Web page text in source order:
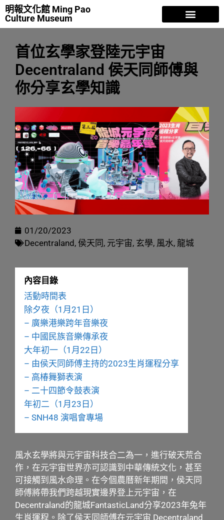
明報文化館 Ming Pao
Culture Museum
首位玄學家登陸元宇宙
Decentraland 侯天同師傅與
你分享玄學知識
01/20/2023
Decentraland, 侯天同, 元宇宙, 玄學, 風水, 龍城
內容目錄
活動時間表
除夕夜（1月21日）
– 廣樂港樂跨年音樂夜
– 中國民族音樂傳承夜
大年初一（1月22日）
– 由侯天同師傅主持的2023生肖運程分享
– 高椿舞獅表演
– 二十四節令鼓表演
年初二（1月23日）
– SNH48 演唱會專場
風水玄學將與元宇宙科技合二為一，進行破天荒合
作，在元宇宙世界亦可認識到中華傳統文化，甚至
可接觸到風水命理。在今個農曆新年期間，侯天同
師傅將帶我們跨越現實邊界登上元宇宙，在
Decentraland的龍城FantasticLand分享2023年兔年
生肖運程。除了侯天同師傅在元宇宙 Decentraland